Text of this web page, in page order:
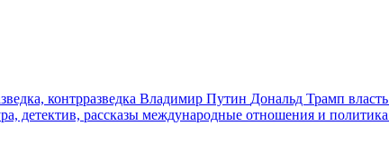
контрразведка Владимир Путин Дональд Трамп власть
детектив, рассказы международные отношения и политика